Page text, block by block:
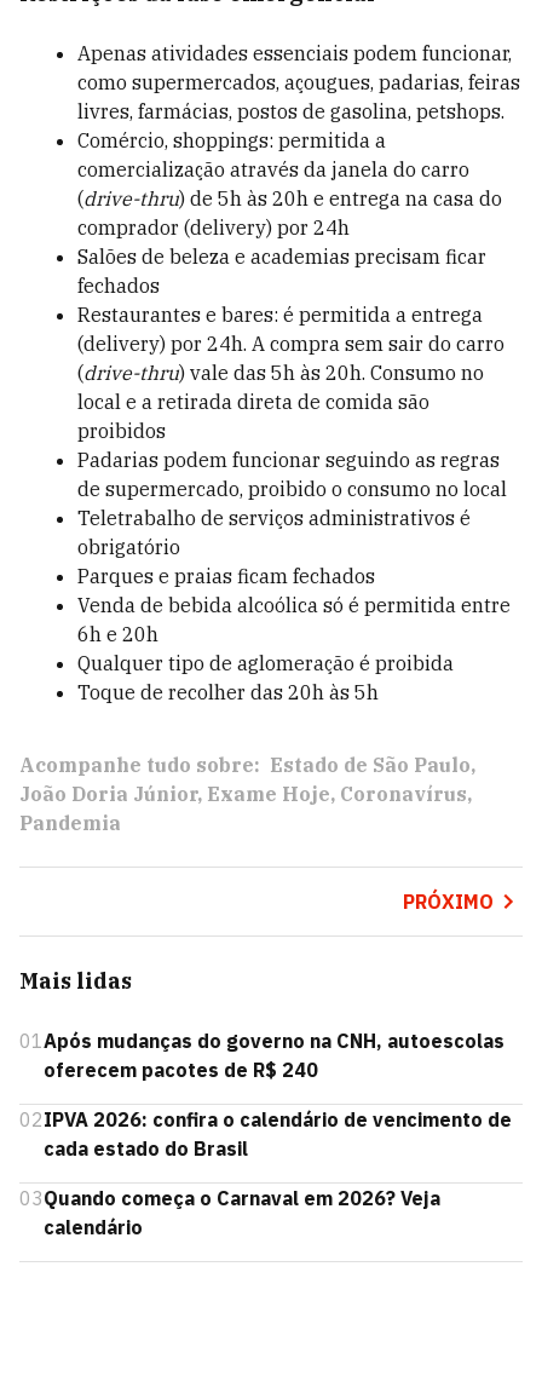
Apenas atividades essenciais podem funcionar,
como supermercados, açougues, padarias, feiras
livres, farmácias, postos de gasolina, petshops.
Comércio, shoppings: permitida a
comercialização através da janela do carro
(drive-thru) de 5h às 20h e entrega na casa do
comprador (delivery) por 24h
Salões de beleza e academias precisam ficar
fechados
Restaurantes e bares: é permitida a entrega
(delivery) por 24h. A compra sem sair do carro
(drive-thru) vale das 5h às 20h. Consumo no
local e a retirada direta de comida são
proibidos
Padarias podem funcionar seguindo as regras
de supermercado, proibido o consumo no local
Teletrabalho de serviços administrativos é
obrigatório
Parques e praias ficam fechados
Venda de bebida alcoólica só é permitida entre
6h e 20h
Qualquer tipo de aglomeração é proibida
Toque de recolher das 20h às 5h
Acompanhe tudo sobre: Estado de São Paulo
João Doria Júnior Exame Hoje Coronavírus
Pandemia
PRÓXIMO
Mais lidas
01Após mudanças do governo na CNH, autoescolas
oferecem pacotes de R$ 240
02IPVA 2026: confira o calendário de vencimento de
cada estado do Brasil
03Quando começa o Carnaval em 2026? Veja
calendário